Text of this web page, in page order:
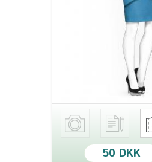
50 DKK